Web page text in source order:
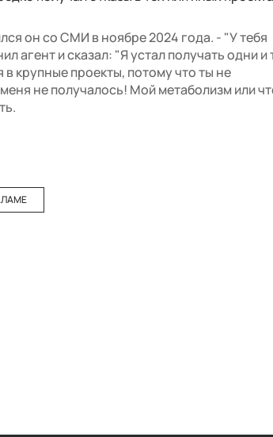
он со СМИ в ноябре 2024 года. - "У тебя
агент и сказал: "Я устал получать одни и
крупные проекты, потому что ты не
не получалось! Мой метаболизм или